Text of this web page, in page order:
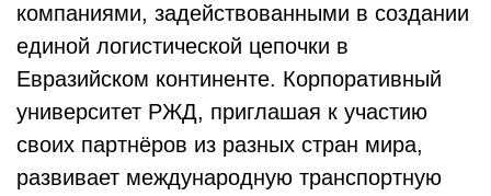
компаниями, задействованными в создании
единой логистической цепочки в
Евразийском континенте. Корпоративный
университет РЖД, приглашая к участию
своих партнёров из разных стран мира,
развивает международную транспортную